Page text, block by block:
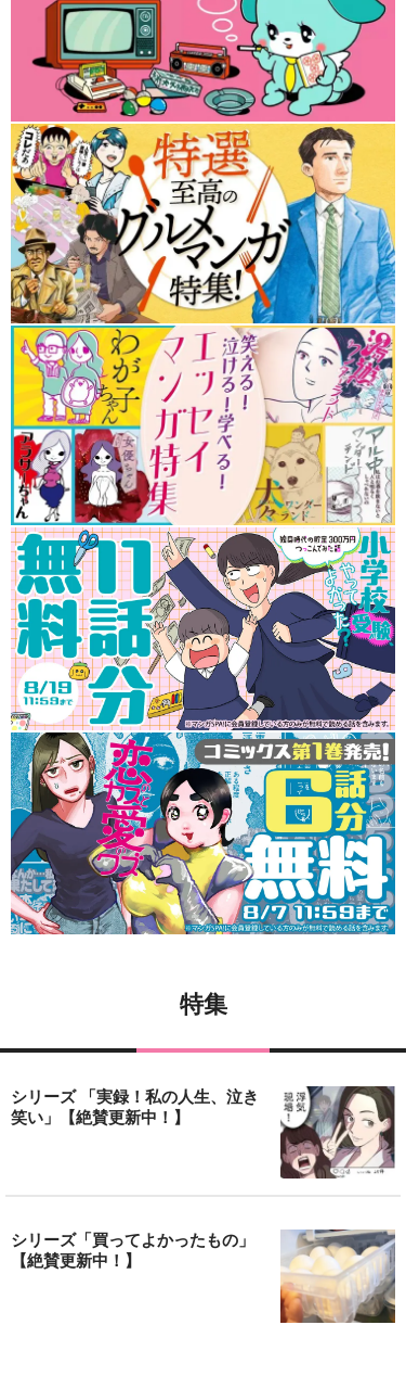
特集
シリーズ 「実録！私の人生、泣き
笑い」【絶賛更新中！】
シリーズ「買ってよかったもの」
【絶賛更新中！】